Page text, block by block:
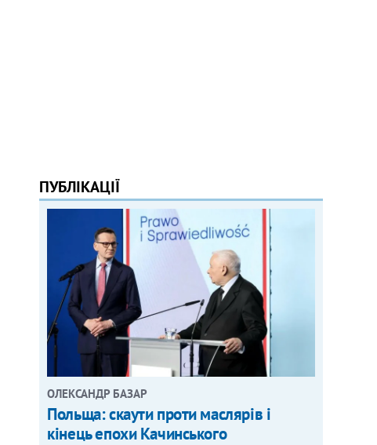
ПУБЛІКАЦІЇ
ОЛЕКСАНДР БАЗАР
Польща: скаути проти маслярів і
кінець епохи Качинського